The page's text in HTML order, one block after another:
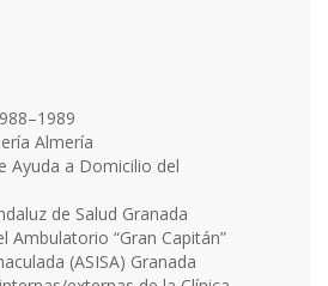
Almería
Ayuda a Domicilio del
de Salud Granada
Ambulatorio “Gran Capitán”
(ASISA) Granada